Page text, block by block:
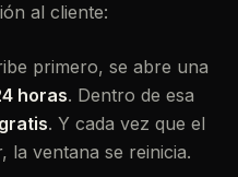
al cliente:
primero, se abre una
horas. Dentro de esa
gratis. Y cada vez que el
la ventana se reinicia.